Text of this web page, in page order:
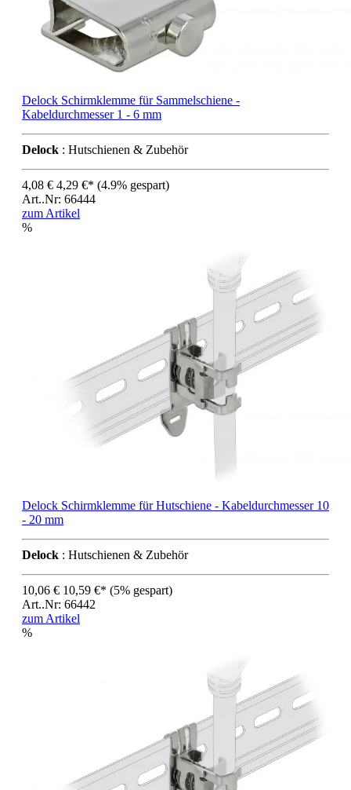
Delock Schirmklemme für Sammelschiene -
Kabeldurchmesser 1 - 6 mm
Delock : Hutschienen & Zubehör
4,08 € 4,29 €* (4.9% gespart)
Art..Nr: 66444
zum Artikel
%
Delock Schirmklemme für Hutschiene - Kabeldurchmesser 10
- 20 mm
Delock : Hutschienen & Zubehör
10,06 € 10,59 €* (5% gespart)
Art..Nr: 66442
zum Artikel
%